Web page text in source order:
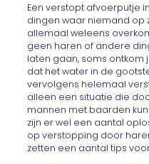
Een verstopt afvoerputje
dingen waar niemand op
allemaal weleens
geen haren of andere
laten gaan, soms ontkom
dat het water in de
vervolgens helemaal
alleen een situatie die
mannen met baarden
zijn er wel een aantal
op verstopping door
zetten een aantal tips